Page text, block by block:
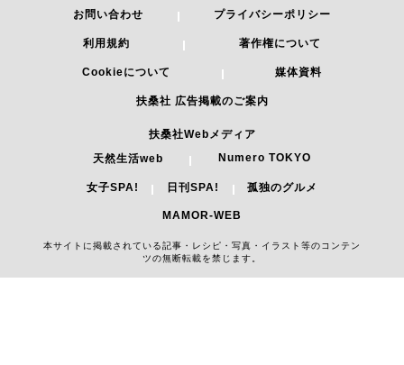
お問い合わせ プライバシーポリシー
利用規約 著作権について
Cookieについて 媒体資料
扶桑社 広告掲載のご案内
扶桑社Webメディア
天然生活web
Numero TOKYO
女子SPA! 日刊SPA! 孤独のグルメ
MAMOR-WEB
本サイトに掲載されている記事・レシピ・写真・イラスト等のコンテン
ツの無断転載を禁じます。